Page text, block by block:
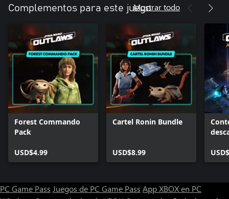
Complementos para este juegoMostrar todo
Forest Commando
Pack
USD$4.99
Cartel Ronin Bundle
USD$8.99
PC Game Pass Juegos de PC Game Pass App XBOX en PC